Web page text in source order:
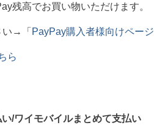
残高でお買い物いただけます。
い→「 PayPay購入者様向けページ
ら
/ワイモバイルまとめて支払い